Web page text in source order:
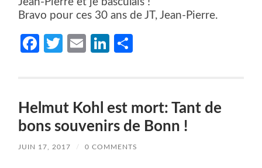
Jean-Pierre et je basculais !
Bravo pour ces 30 ans de JT, Jean-Pierre.
Facebook
Twitter
EmailLinkedIn
Helmut Kohl est mort: Tant de
bons souvenirs de Bonn !
JUIN 17, 2017 / 0 COMMENTS